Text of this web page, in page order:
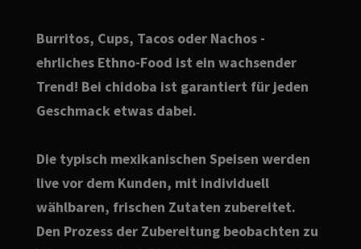
Burritos, Cups, Tacos oder Nachos -
ehrliches Ethno-Food ist ein wachsender
Trend! Bei chidoba ist garantiert für jeden
Geschmack etwas dabei.
Die typisch mexikanischen Speisen werden
live vor dem Kunden, mit individuell
wählbaren, frischen Zutaten zubereitet.
Den Prozess der Zubereitung beobachten zu